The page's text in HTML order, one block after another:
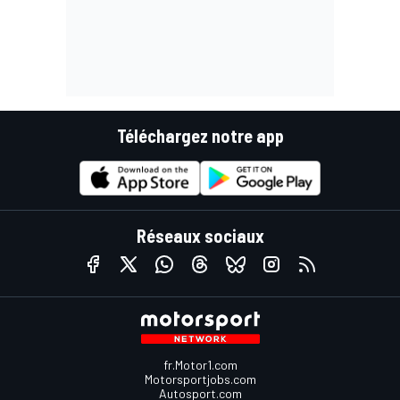
Téléchargez notre app
Réseaux sociaux
fr.Motor1.com
Motorsportjobs.com
Autosport.com